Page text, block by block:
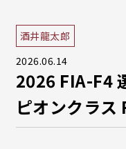
酒井龍太郎
2026.06.14
2026 FIA-F4
ピオンクラ